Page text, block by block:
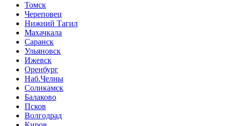
Томск
Череповец
Нижний Тагил
Махачкала
Саранск
Ульяновск
Ижевск
Оренбург
Наб.Челны
Соликамск
Балаково
Псков
Волгодрад